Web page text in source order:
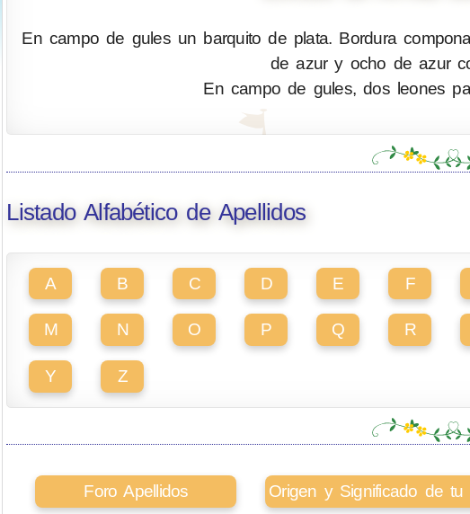
En campo de gules un barquito de plata. Bordura
de azur y ocho de azur
En campo de gules, dos leones
Listado Alfabético de Apellidos
A B C D E F
M N O P Q R
Y Z
Foro Apellidos Origen y Significado de tu